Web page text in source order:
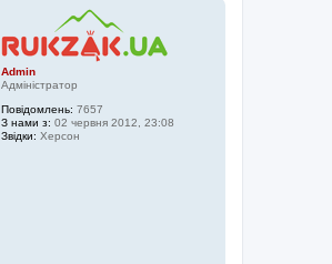
Admin
Адміністратор
Повідомлень: 7657
З нами з: 02 червня 2012, 23:08
Звідки: Херсон